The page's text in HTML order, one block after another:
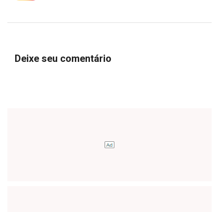
Deixe seu comentário